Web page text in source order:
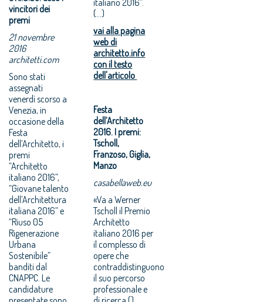
vincitori dei
premi
21 novembre
2016
architetti.com
Sono stati
assegnati
venerdì scorso a
Venezia, in
occasione della
Festa
dell’Architetto, i
premi
“Architetto
italiano 2016”,
“Giovane talento
dell’Architettura
italiana 2016” e
“Riuso 05
Rigenerazione
Urbana
Sostenibile”
banditi dal
CNAPPC. Le
candidature
(...)
vai alla pagina
web di
architetto.info
con il testo
dell'articolo
Festa
dell’Architetto
2016. I premi:
Tscholl,
Franzoso, Giglia,
Manzo
casabellaweb.eu
«Va a Werner
Tscholl il Premio
Architetto
italiano 2016 per
il complesso di
opere che
contraddistinguono
il suo percorso
professionale e